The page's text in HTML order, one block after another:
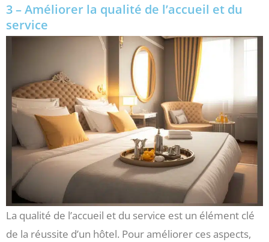
3 – Améliorer la qualité de l’accueil et du
service
La qualité de l’accueil et du service est un élément clé
de la réussite d’un hôtel. Pour améliorer ces aspects,